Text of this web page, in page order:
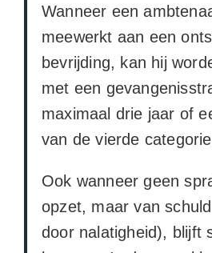
Wanneer een
meewerkt aan een
bevrijding, kan hij
met een
maximaal drie jaar of
van de vierde
Ook wanneer geen
opzet, maar van
door nalatigheid), blijft